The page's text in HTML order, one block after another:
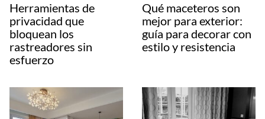
Herramientas de
privacidad que
bloquean los
rastreadores sin
esfuerzo
Qué maceteros son
mejor para exterior:
guía para decorar con
estilo y resistencia